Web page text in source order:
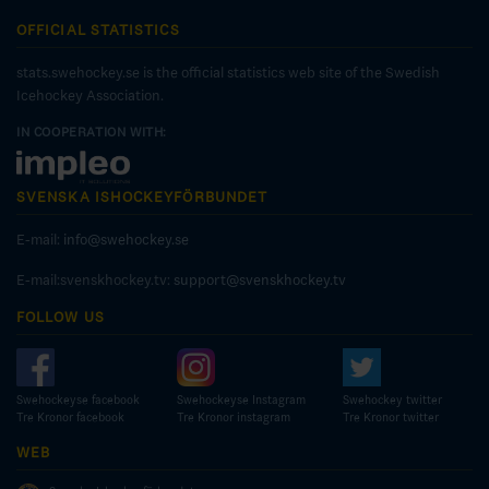
OFFICIAL STATISTICS
stats.swehockey.se is the official statistics web site of the Swedish
Icehockey Association.
IN COOPERATION WITH:
SVENSKA ISHOCKEYFÖRBUNDET
E-mail: info@swehockey.se
E-mail:svenskhockey.tv: support@svenskhockey.tv
FOLLOW US
Swehockeyse facebook
Tre Kronor facebook
Swehockeyse Instagram
Tre Kronor instagram
Swehockey twitter
Tre Kronor twitter
WEB